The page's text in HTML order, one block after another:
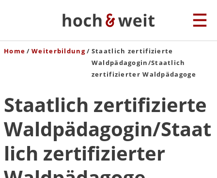
Home Weiterbildung
Staatlich zertifizierte
Waldpädagogin/Staatlich
zertifizierter Waldpädagoge
Staatlich zertifizierte
Waldpädagogin/Staat
lich zertifizierter